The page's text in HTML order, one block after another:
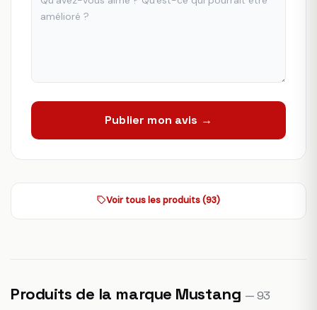
Publier mon avis →
Voir tous les produits (93)
Produits de la marque Mustang — 93